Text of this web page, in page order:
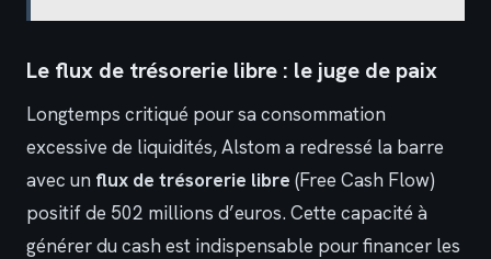
Le flux de trésorerie libre : le juge de paix
Longtemps critiqué pour sa consommation
excessive de liquidités, Alstom a redressé la barre
avec un flux de trésorerie libre (Free Cash Flow)
positif de 502 millions d’euros. Cette capacité à
générer du cash est indispensable pour financer les